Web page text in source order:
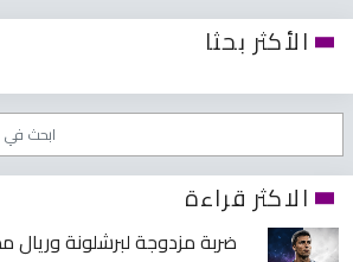
الأكثر بحثا
الاكثر قراءة
ضربة مزدوجة لبرشلونة